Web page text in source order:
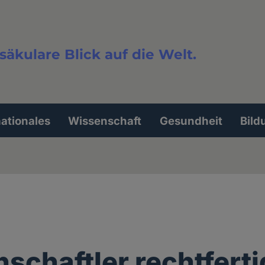
Blick auf die Welt.
Wissenschaft Gesundheit